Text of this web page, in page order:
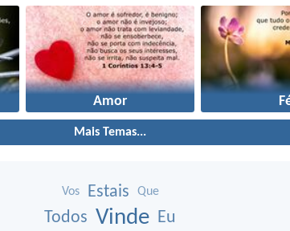
Amor
Mais Temas...
Vos Estais Que
Todos Vinde Eu